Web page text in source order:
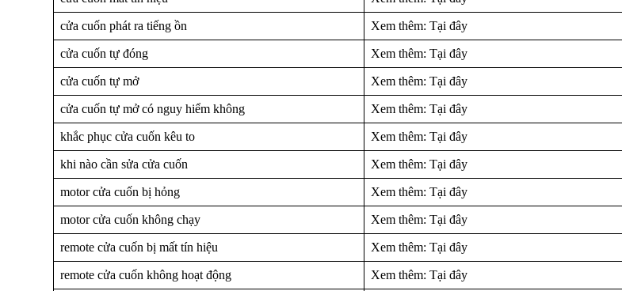
cửa cuốn phát ra tiếng ồn Xem thêm: Tại đây
cửa cuốn tự đóng Xem thêm: Tại đây
cửa cuốn tự mở Xem thêm: Tại đây
cửa cuốn tự mở có nguy hiểm không Xem thêm: Tại đây
khắc phục cửa cuốn kêu to Xem thêm: Tại đây
khi nào cần sửa cửa cuốn Xem thêm: Tại đây
motor cửa cuốn bị hỏng Xem thêm: Tại đây
motor cửa cuốn không chạy Xem thêm: Tại đây
remote cửa cuốn bị mất tín hiệu Xem thêm: Tại đây
remote cửa cuốn không hoạt động Xem thêm: Tại đây